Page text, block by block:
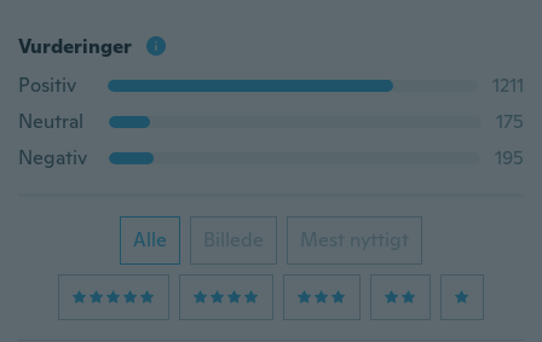
Vurderinger
Positiv
1211
Neutral
175
Negativ
195
Alle Billede Mest nyttigt